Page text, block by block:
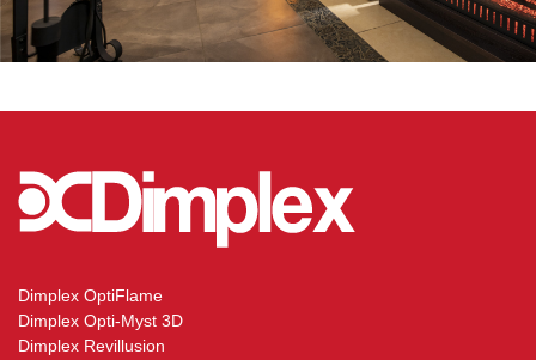
Dimplex OptiFlame
Dimplex Opti-Myst 3D
Dimplex Revillusion